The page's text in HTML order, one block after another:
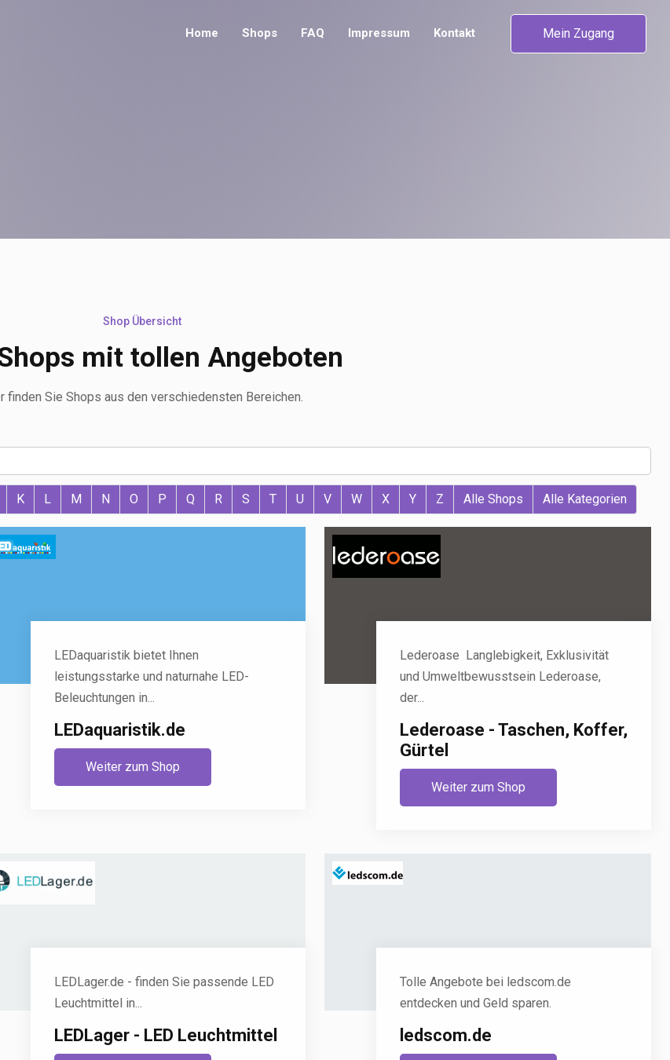
Home Shops FAQ Impressum Kontakt Mein Zugang
Shop Übersicht
mit tollen Angeboten
finden Sie Shops aus den verschiedensten Bereichen.
K L M N O P Q R S T U V W X Y Z Alle Shops Alle Kategorien
LEDaquaristik bietet Ihnen
leistungsstarke und naturnahe LED-
Beleuchtungen in...
LEDaquaristik.de
Weiter zum Shop
Lederoase  Langlebigkeit, Exklusivität
und Umweltbewusstsein Lederoase,
der...
Lederoase - Taschen, Koffer,
Gürtel
Weiter zum Shop
LEDLager.de - finden Sie passende LED
Leuchtmittel in...
LEDLager - LED Leuchtmittel
Tolle Angebote bei ledscom.de
entdecken und Geld sparen.
ledscom.de